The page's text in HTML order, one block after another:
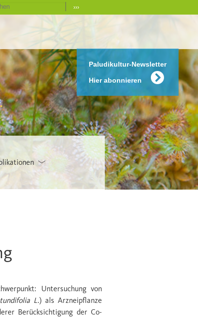
Paludikultur-Newsletter
Hier abonnieren
›››
Untersuchung von
L.) als Arzneipflanze
Berücksichtigung der Co-